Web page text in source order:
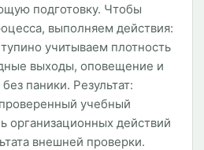
подготовку. Чтобы
выполняем действия:
учитываем плотность
выходы, оповещение и
паники. Результат:
учебный
организационных действий
внешней проверки.